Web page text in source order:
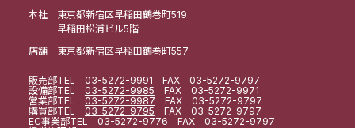
本社 東京都新宿区早稲田鶴巻町519
早稲田松浦ビル5階
店舗 東京都新宿区早稲田鶴巻町557
販売部TEL 03-5272-9991 FAX 03-5272-9797
設備部TEL 03-5272-9985 FAX 03-5272-9971
営業部TEL 03-5272-9987 FAX 03-5272-9797
購買部TEL 03-5272-9795 FAX 03-5272-9797
EC事業部TEL 03-5272-9776 FAX 03-5272-9797